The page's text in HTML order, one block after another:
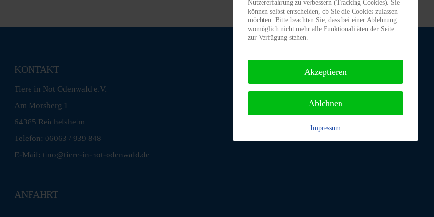
KONTAKT
Tiere in Not Odenwald e.V.
Am Morsberg 1
64385 Reichelsheim
Telefon: 06063 / 939 848
E-Mail: tino@tiere-in-not-odenwald.de
ANFAHRT
Nutzererfahrung zu verbessern (Tracking Cookies). Sie
können selbst entscheiden, ob Sie die Cookies zulassen
möchten. Bitte beachten Sie, dass bei einer Ablehnung
womöglich nicht mehr alle Funktionalitäten der Seite
zur Verfügung stehen.
Akzeptieren
Ablehnen
Impressum